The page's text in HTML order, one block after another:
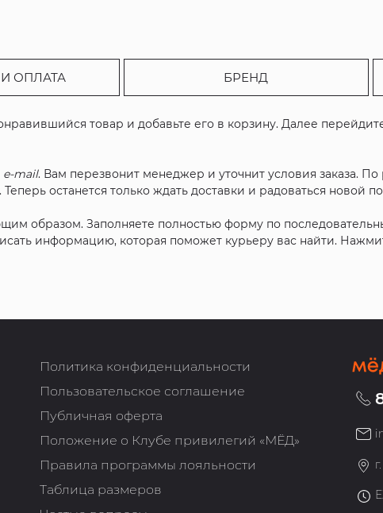
ОПЛАТА БРЕНД
товар и добавьте его в корзину. Далее
e-mail. Вам перезвонит менеджер и уточнит условия заказа.
останется только ждать доставки и радоваться новой
образом. Заполняете полностью форму по
информацию, которая поможет курьеру вас найти.
Политика конфиденциальности
Пользовательское соглашение
Публичная оферта
Положение о Клубе привилегий «МЁД»
Правила программы лояльности
Таблица размеров